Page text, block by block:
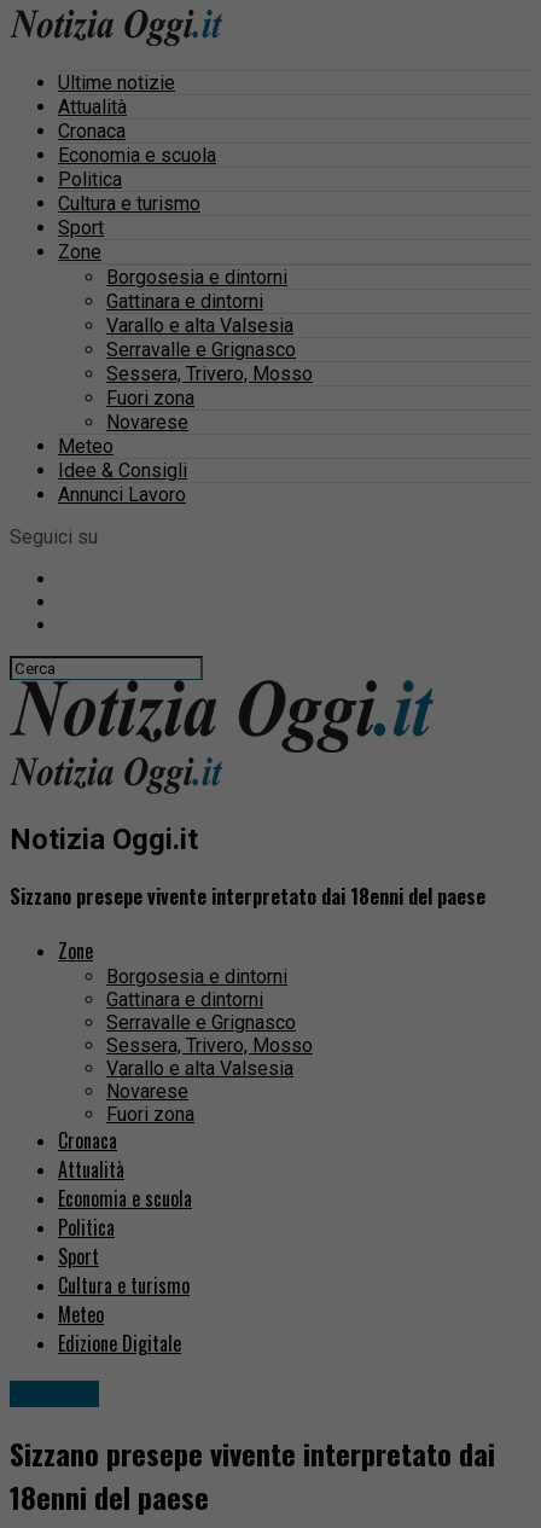
Ultime notizie
Attualità
Cronaca
Economia e scuola
Politica
Cultura e turismo
Sport
Zone
Borgosesia e dintorni
Gattinara e dintorni
Varallo e alta Valsesia
Serravalle e Grignasco
Sessera, Trivero, Mosso
Fuori zona
Novarese
Meteo
Idee & Consigli
Annunci Lavoro
Seguici su
Notizia Oggi.it
Sizzano presepe vivente interpretato dai 18enni del paese
Zone
Borgosesia e dintorni
Gattinara e dintorni
Serravalle e Grignasco
Sessera, Trivero, Mosso
Varallo e alta Valsesia
Novarese
Fuori zona
Cronaca
Attualità
Economia e scuola
Politica
Sport
Cultura e turismo
Meteo
Edizione Digitale
Sizzano presepe vivente interpretato dai
18enni del paese